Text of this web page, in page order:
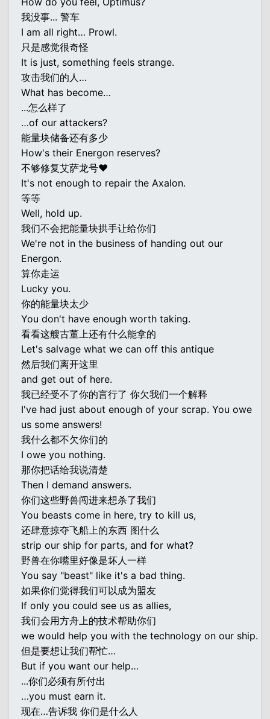
我没事... 警车
I am all right… Prowl.
只是感觉很奇怪
It is just, something feels strange.
攻击我们的人…
What has become…
...怎么样了
…of our attackers?
能量块储备还有多少
How's their Energon reserves?
不够修复艾萨龙号♥
It's not enough to repair the Axalon.
等等
Well, hold up.
我们不会把能量块拱手让给你们
We're not in the business of handing out our
Energon.
算你走运
Lucky you.
你的能量块太少
You don't have enough worth taking.
看看这艘古董上还有什么能拿的
Let's salvage what we can off this antique
然后我们离开这里
and get out of here.
我已经受不了你的言行了 你欠我们一个解释
I've had just about enough of your scrap. You owe
us some answers!
我什么都不欠你们的
I owe you nothing.
那你把话给我说清楚
Then I demand answers.
你们这些野兽闯进来想杀了我们
You beasts come in here, try to kill us,
还肆意掠夺飞船上的东西 图什么
strip our ship for parts, and for what?
野兽在你嘴里好像是坏人一样
You say "beast" like it's a bad thing.
如果你们觉得我们可以成为盟友
If only you could see us as allies,
我们会用方舟上的技术帮助你们
we would help you with the technology on our ship.
但是要想让我们帮忙…
But if you want our help…
...你们必须有所付出
…you must earn it.
现在…告诉我 你们是什么人